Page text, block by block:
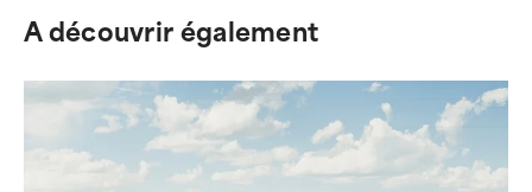
A découvrir également